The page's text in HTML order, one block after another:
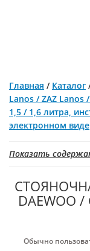
Главная / Каталог
Lanos / ZAZ Lanos
1,5 / 1,6 литра,
электронном виде
Показать
DAEWOO /
Обычно